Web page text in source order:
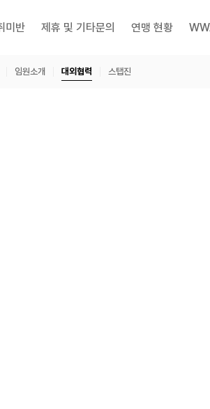
미반 제휴 및 기타문의 연맹 현황
임원소개 대외협력 스탭진